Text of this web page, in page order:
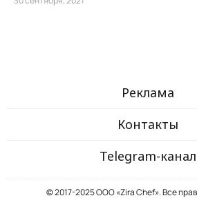
Реклама
Контакты
Telegram-канал
© 2017-2025 ООО «Zira Chef». Все